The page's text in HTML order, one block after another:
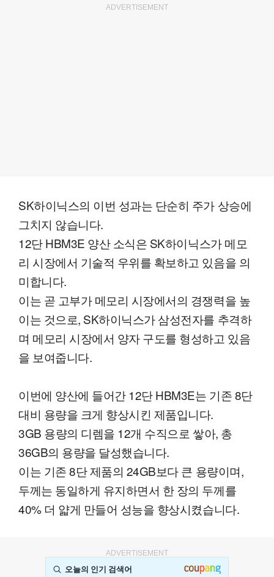
ADVERTISEMENT
SK하이닉스의 이번 성과는 단순히 주가 상승에
그치지 않습니다.
12단 HBM3E 양산 소식은 SK하이닉스가 메모
리 시장에서 기술적 우위를 확보하고 있음을 의
미합니다.
이는 곧 고부가 메모리 시장에서의 경쟁력을 높
이는 것으로, SK하이닉스가 삼성전자를 추격하
며 메모리 시장에서 양자 구도를 형성하고 있음
을 보여줍니다.
이번에 양산에 들어간 12단 HBM3E는 기존 8단
대비 용량을 크게 향상시킨 제품입니다.
3GB 용량의 디렘을 12개 수직으로 쌓아, 총
36GB의 용량을 달성했습니다.
이는 기존 8단 제품의 24GB보다 큰 용량이며,
두께는 동일하게 유지하면서 한 장의 두께를
40% 더 얇게 만들어 성능을 향상시켰습니다.
ADVERTISEMENT